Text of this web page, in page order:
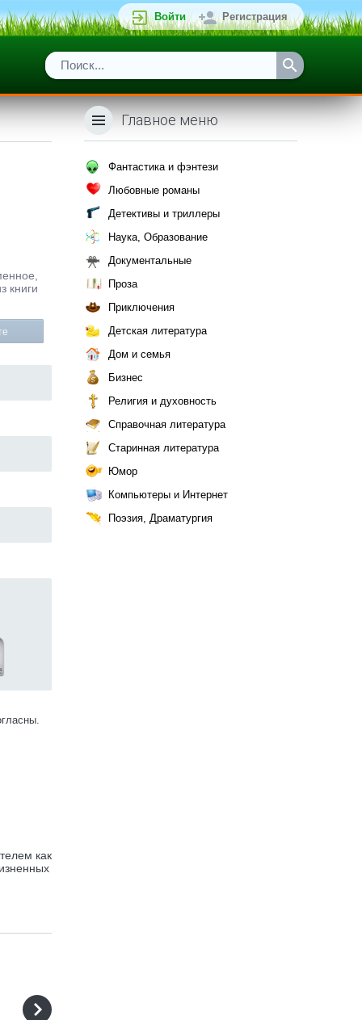
Войти Регистрация
книги
как
Главное меню
Фантастика и фэнтези
Любовные романы
Детективы и триллеры
Наука, Образование
Документальные
Проза
Приключения
Детская литература
Дом и семья
Бизнес
Религия и духовность
Справочная литература
Старинная литература
Юмор
Компьютеры и Интернет
Поэзия, Драматургия